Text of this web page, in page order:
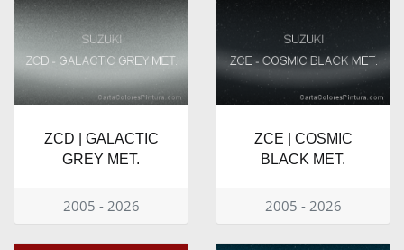
ZCD | GALACTIC
GREY MET.
2005 - 2026
ZCE | COSMIC
BLACK MET.
2005 - 2026